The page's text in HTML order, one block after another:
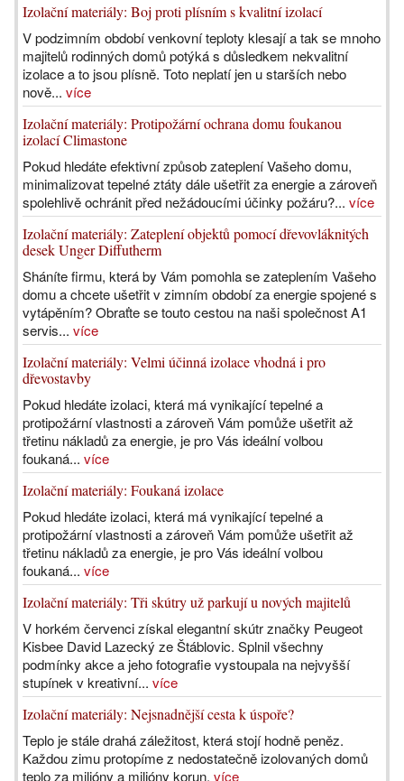
Izolační materiály: Boj proti plísním s kvalitní izolací
V podzimním období venkovní teploty klesají a tak se mnoho
majitelů rodinných domů potýká s důsledkem nekvalitní
izolace a to jsou plísně. Toto neplatí jen u starších nebo
nově... více
Izolační materiály: Protipožární ochrana domu foukanou
izolací Climastone
Pokud hledáte efektivní způsob zateplení Vašeho domu,
minimalizovat tepelné ztáty dále ušetřit za energie a zároveň
spolehlivě ochránit před nežádoucími účinky požáru?... více
Izolační materiály: Zateplení objektů pomocí dřevovláknitých
desek Unger Diffutherm
Sháníte firmu, která by Vám pomohla se zateplením Vašeho
domu a chcete ušetřit v zimním období za energie spojené s
vytápěním? Obraťte se touto cestou na naši společnost A1
servis... více
Izolační materiály: Velmi účinná izolace vhodná i pro
dřevostavby
Pokud hledáte izolaci, která má vynikající tepelné a
protipožární vlastnosti a zároveň Vám pomůže ušetřit až
třetinu nákladů za energie, je pro Vás ideální volbou
foukaná... více
Izolační materiály: Foukaná izolace
Pokud hledáte izolaci, která má vynikající tepelné a
protipožární vlastnosti a zároveň Vám pomůže ušetřit až
třetinu nákladů za energie, je pro Vás ideální volbou
foukaná... více
Izolační materiály: Tři skútry už parkují u nových majitelů
V horkém červenci získal elegantní skútr značky Peugeot
Kisbee David Lazecký ze Štáblovic. Splnil všechny
podmínky akce a jeho fotografie vystoupala na nejvyšší
stupínek v kreativní... více
Izolační materiály: Nejsnadnější cesta k úspoře?
Teplo je stále drahá záležitost, která stojí hodně peněz.
Každou zimu protopíme z nedostatečně izolovaných domů
teplo za milióny a milióny korun. více